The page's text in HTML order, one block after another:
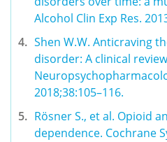
Alcohol Clin Exp Res.
Shen W.W. Anticraving
disorder: A clinical
2018;38:105–116.
Rösner S., et al. Opioid
dependence. Cochrane